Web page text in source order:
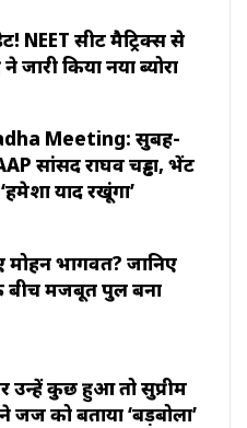
NEET सीट मैट्रिक्स से
किया नया ब्योरा
Meeting: सुबह-
सांसद राघव चड्ढा, भेंट
याद रखूंगा’
भागवत? जानिए
बीच मजबूत पुल बना
उन्हें कुछ हुआ तो सुप्रीम
जज को बताया ‘बड़बोला’